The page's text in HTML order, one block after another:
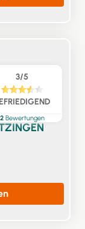
3/5
2 Bewertungen